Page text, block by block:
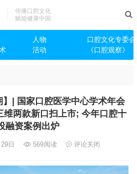
传播口腔文化
赋能健康中国
人物
口腔文化专委会
活动 《口腔观察》
】| 国家口腔医学中心学术年会
维两款新口扫上市; 今年口腔十
融资案例出炉
日 569阅读 评论关闭